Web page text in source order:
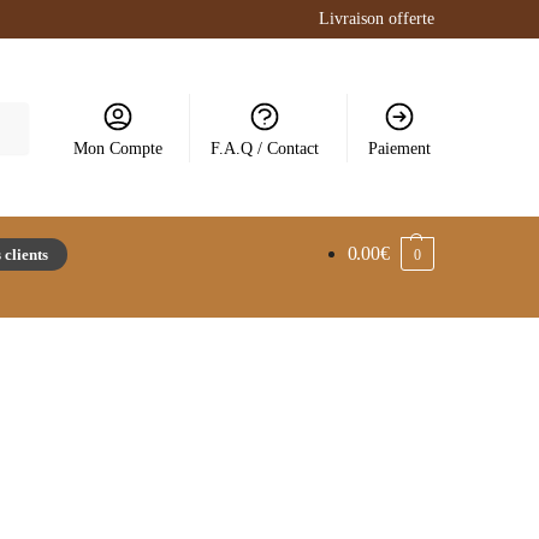
Livraison offerte
Mon Compte F.A.Q / Contact Paiement
clients 0.00€ 0